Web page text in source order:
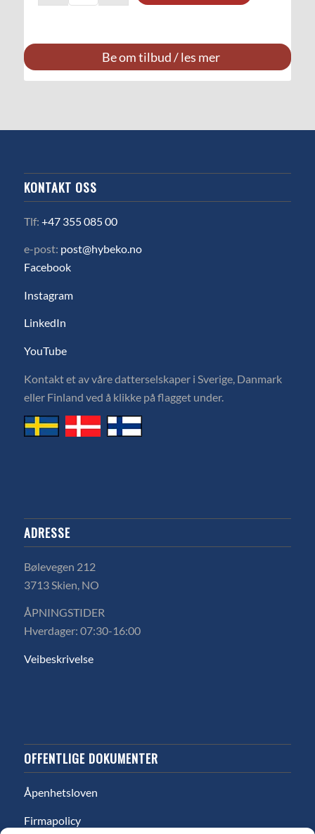
Be om tilbud / les mer
KONTAKT OSS
Tlf: +47 355 085 00
e-post: post@hybeko.no
Facebook
Instagram
LinkedIn
YouTube
Kontakt et av våre datterselskaper i Sverige, Danmark
eller Finland ved å klikke på flagget under.
ADRESSE
Bølevegen 212
3713 Skien, NO
ÅPNINGSTIDER
Hverdager: 07:30-16:00
Veibeskrivelse
OFFENTLIGE DOKUMENTER
Åpenhetsloven
Firmapolicy